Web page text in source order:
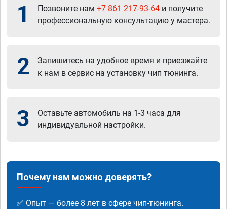
1 Позвоните нам +7 861 217-93-64 и получите
профессиональную консультацию у мастера.
2
Запишитесь на удобное время и приезжайте
к нам в сервис на установку чип тюнинга.
3
Оставьте автомобиль на 1-3 часа для
индивидуальной настройки.
Почему нам можно доверять?
✅ Опыт — более 8 лет в сфере чип-тюнинга.